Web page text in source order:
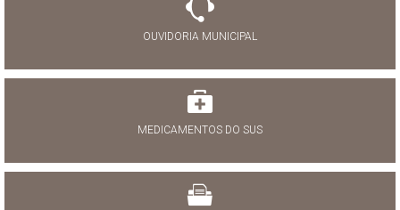
OUVIDORIA MUNICIPAL
MEDICAMENTOS DO SUS